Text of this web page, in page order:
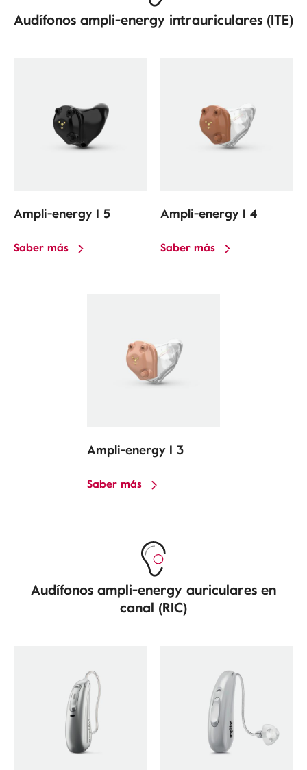
Audífonos ampli-energy intrauriculares (ITE)
Ampli-energy I 5
Saber más
Ampli-energy I 4
Saber más
Ampli-energy I 3
Saber más
Audífonos ampli-energy auriculares en
canal (RIC)